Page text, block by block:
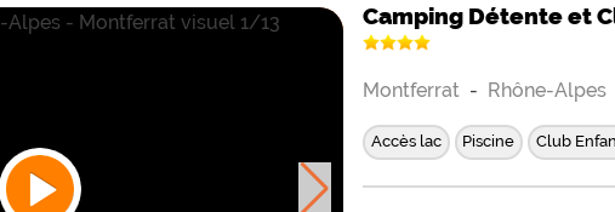
Camping Détente et
Montferrat - Rhône-Alpes
Accès lac Piscine Club